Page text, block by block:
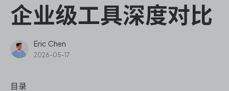
企业级工具深度对比
Eric Chen
2026-05-17
目录